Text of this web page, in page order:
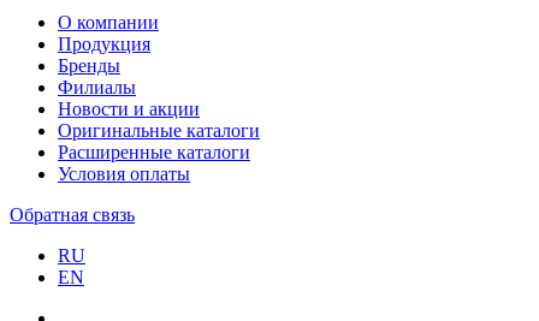
О компании
Продукция
Бренды
Филиалы
Новости и акции
Оригинальные каталоги
Расширенные каталоги
Условия оплаты
Обратная связь
RU
EN